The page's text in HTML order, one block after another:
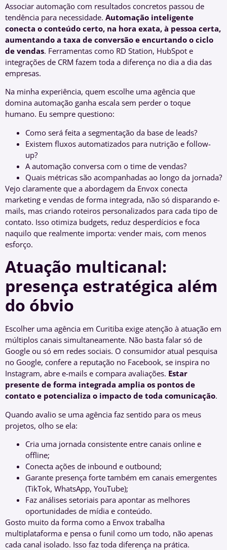
Associar automação com resultados concretos passou de
tendência para necessidade. Automação inteligente
conecta o conteúdo certo, na hora exata, à pessoa certa,
aumentando a taxa de conversão e encurtando o ciclo
de vendas. Ferramentas como RD Station, HubSpot e
integrações de CRM fazem toda a diferença no dia a dia das
empresas.
Na minha experiência, quem escolhe uma agência que
domina automação ganha escala sem perder o toque
humano. Eu sempre questiono:
Como será feita a segmentação da base de leads?
Existem fluxos automatizados para nutrição e follow-
up?
A automação conversa com o time de vendas?
Quais métricas são acompanhadas ao longo da jornada?
Vejo claramente que a abordagem da Envox conecta
marketing e vendas de forma integrada, não só disparando e-
mails, mas criando roteiros personalizados para cada tipo de
contato. Isso otimiza budgets, reduz desperdícios e foca
naquilo que realmente importa: vender mais, com menos
esforço.
Atuação multicanal:
presença estratégica além
do óbvio
Escolher uma agência em Curitiba exige atenção à atuação em
múltiplos canais simultaneamente. Não basta falar só de
Google ou só em redes sociais. O consumidor atual pesquisa
no Google, confere a reputação no Facebook, se inspira no
Instagram, abre e-mails e compara avaliações. Estar
presente de forma integrada amplia os pontos de
contato e potencializa o impacto de toda comunicação.
Quando avalio se uma agência faz sentido para os meus
projetos, olho se ela:
Cria uma jornada consistente entre canais online e
offline;
Conecta ações de inbound e outbound;
Garante presença forte também em canais emergentes
(TikTok, WhatsApp, YouTube);
Faz análises setoriais para apontar as melhores
oportunidades de mídia e conteúdo.
Gosto muito da forma como a Envox trabalha
multiplataforma e pensa o funil como um todo, não apenas
cada canal isolado. Isso faz toda diferença na prática.